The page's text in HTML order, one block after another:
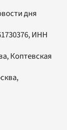
дня
ИНН
Коптевская
,